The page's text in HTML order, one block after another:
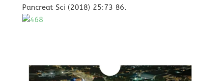
Pancreat Sci (2018) 25:73 86.